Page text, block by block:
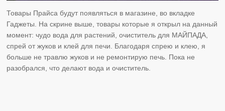
Товары Прайса будут появляться в магазине, во вкладке
Гаджеты. На скрине выше, товары которые я открыл на данный
момент: чудо вода для растений, очиститель для МАЙПАДА,
спрей от жуков и клей для печи. Благодаря спрею и клею, я
больше не травлю жуков и не ремонтирую печь. Пока не
разобрался, что делают вода и очиститель.